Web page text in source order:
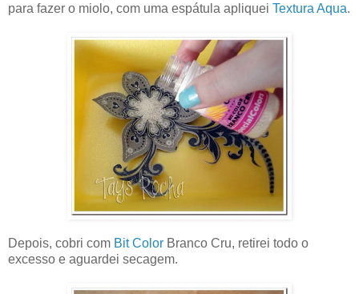
para fazer o miolo, com uma espátula apliquei Textura Aqua.
Depois, cobri com Bit Color Branco Cru, retirei todo o
excesso e aguardei secagem.